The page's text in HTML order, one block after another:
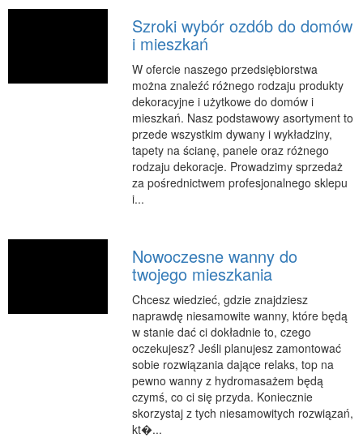
Salony Kosmetyczne
Sprzęt Medyczny
Oprogramowanie
Szroki wybór ozdób do domów
i mieszkań
W ofercie naszego przedsiębiorstwa
można znaleźć różnego rodzaju produkty
dekoracyjne i użytkowe do domów i
mieszkań. Nasz podstawowy asortyment to
przede wszystkim dywany i wykładziny,
tapety na ścianę, panele oraz różnego
rodzaju dekoracje. Prowadzimy sprzedaż
za pośrednictwem profesjonalnego sklepu
i...
Nowoczesne wanny do
twojego mieszkania
Chcesz wiedzieć, gdzie znajdziesz
naprawdę niesamowite wanny, które będą
w stanie dać ci dokładnie to, czego
oczekujesz? Jeśli planujesz zamontować
sobie rozwiązania dające relaks, top na
pewno wanny z hydromasażem będą
czymś, co ci się przyda. Koniecznie
skorzystaj z tych niesamowitych rozwiązań,
kt�...